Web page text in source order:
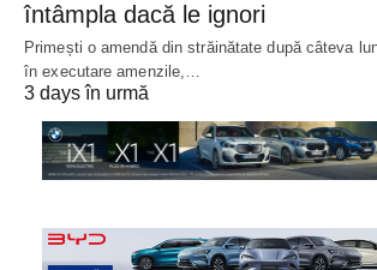
întâmpla dacă le ignori
Primești o amendă din străinătate după câteva
în executare amenzile,…
3 days în urmă